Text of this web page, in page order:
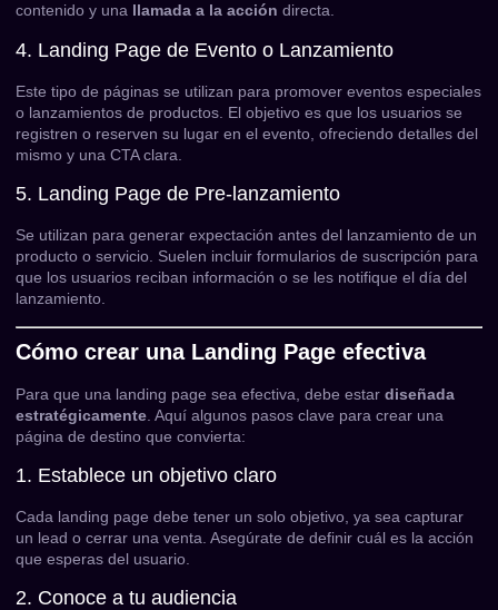
contenido y una llamada a la acción directa.
4. Landing Page de Evento o Lanzamiento
Este tipo de páginas se utilizan para promover eventos especiales
o lanzamientos de productos. El objetivo es que los usuarios se
registren o reserven su lugar en el evento, ofreciendo detalles del
mismo y una CTA clara.
5. Landing Page de Pre-lanzamiento
Se utilizan para generar expectación antes del lanzamiento de un
producto o servicio. Suelen incluir formularios de suscripción para
que los usuarios reciban información o se les notifique el día del
lanzamiento.
Cómo crear una Landing Page efectiva
Para que una landing page sea efectiva, debe estar diseñada
estratégicamente . Aquí algunos pasos clave para crear una
página de destino que convierta:
1. Establece un objetivo claro
Cada landing page debe tener un solo objetivo, ya sea capturar
un lead o cerrar una venta. Asegúrate de definir cuál es la acción
que esperas del usuario.
2. Conoce a tu audiencia